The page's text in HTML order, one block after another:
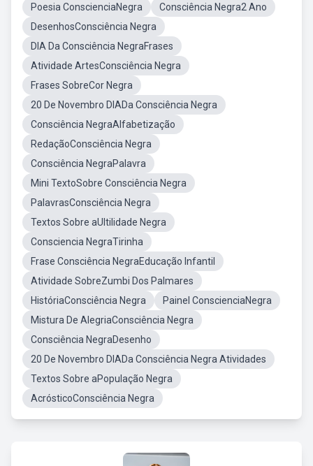
Poesia ConscienciaNegra
Consciência Negra2 Ano
DesenhosConsciência Negra
DIA Da Consciência NegraFrases
Atividade ArtesConsciência Negra
Frases SobreCor Negra
20 De Novembro DIADa Consciência Negra
Consciência NegraAlfabetização
RedaçãoConsciência Negra
Consciência NegraPalavra
Mini TextoSobre Consciência Negra
PalavrasConsciência Negra
Textos Sobre aUltilidade Negra
Consciencia NegraTirinha
Frase Consciência NegraEducação Infantil
Atividade SobreZumbi Dos Palmares
HistóriaConsciência Negra
Painel ConscienciaNegra
Mistura De AlegriaConsciência Negra
Consciência NegraDesenho
20 De Novembro DIADa Consciência Negra Atividades
Textos Sobre aPopulação Negra
AcrósticoConsciência Negra